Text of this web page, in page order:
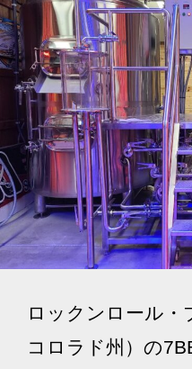
ロックンロール・
コロラド州）の